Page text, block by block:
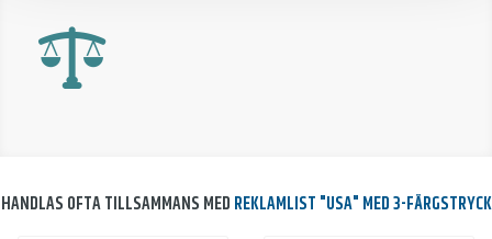
HANDLAS OFTA TILLSAMMANS MED REKLAMLIST "USA" MED 3-FÄRGSTRYCK